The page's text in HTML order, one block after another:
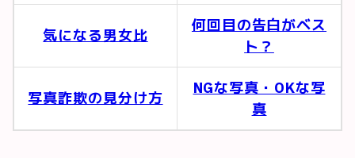
気になる男女比
何回目の告白がベス
ト？
写真詐欺の見分け方
NGな写真・OKな写
真